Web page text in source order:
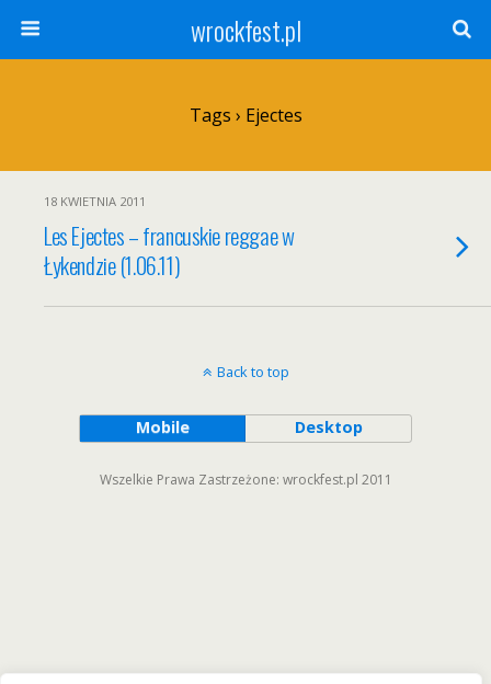
wrockfest.pl
Tags › Ejectes
18 KWIETNIA 2011
Les Ejectes – francuskie reggae w
Łykendzie (1.06.11)
Back to top
Mobile Desktop
Wszelkie Prawa Zastrzeżone: wrockfest.pl 2011